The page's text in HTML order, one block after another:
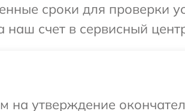
сроки для проверки
счет в сервисный
на утверждение